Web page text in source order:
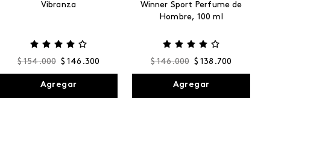
Vibranza
$ 154.000 $ 146 .300
Agregar
Winner Sport Perfume de
Hombre, 100 ml
$ 146.000 $ 138 .700
Agregar